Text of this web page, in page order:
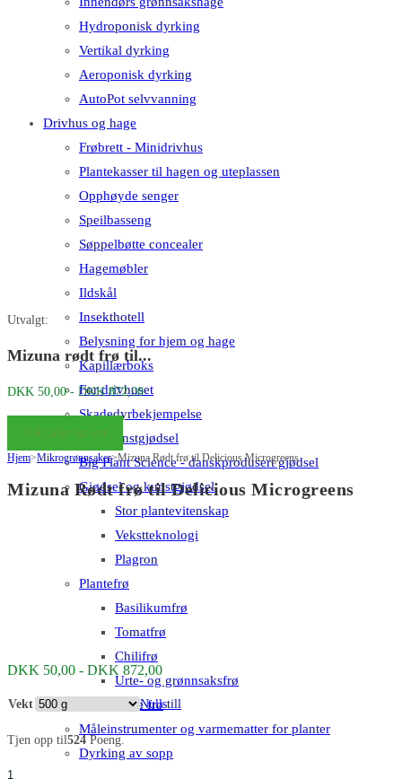
Hydroponisk dyrking
Vertikal dyrking
Aeroponisk dyrking
AutoPot selvvanning
Drivhus og hage
Frøbrett - Minidrivhus
Plantekasser til hagen og uteplassen
Opphøyde senger
Speilbasseng
Søppelbøtte concealer
Hagemøbler
Ildskål
Insekthotell
Belysning for hjem og hage
Kapillærboks
For drivhuset
Skadedyrbekjempelse
Gjødsel og kunstgjødsel
Big Plant Science - danskprodusert gjødsel
Gjødsel og kunstgjødsel
Stor plantevitenskap
Vekstteknologi
Plagron
Plantefrø
Basilikumfrø
Tomatfrø
Chilifrø
Urte- og grønnsaksfrø
Økologiske frø
Måleinstrumenter og varmematter for planter
Dyrking av sopp
Utvalgt:
Mizuna rødt frø til...
DKK 50,00 - DKK872,00Prisområde:
DKK 50,00
til
DKK 872,00
Velg alternativer
Hjem>Mikrogrønnsaker>Mizuna Rødt frø til Delicious Microgreens
Mizuna Rødt frø til Delicious Microgreens
DKK 50,00 - DKK 872,00Prisområde:
DKK 50,00
til
DKK 872,00
Vekt Nullstill
Tjen opp til524 Poeng.
Mizuna